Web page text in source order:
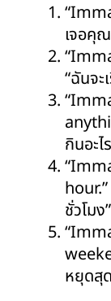
เจอคุ
“ฉันจ
กินอะไ
ชั่วโมง”
หยุดสุ